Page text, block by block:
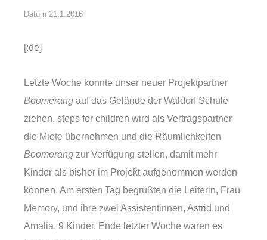
Datum 21.1.2016
[:de]
Letzte Woche konnte unser neuer Projektpartner
Boomerang auf das Gelände der Waldorf Schule
ziehen. steps for children wird als Vertragspartner
die Miete übernehmen und die Räumlichkeiten
Boomerang zur Verfügung stellen, damit mehr
Kinder als bisher im Projekt aufgenommen werden
können. Am ersten Tag begrüßten die Leiterin, Frau
Memory, und ihre zwei Assistentinnen, Astrid und
Amalia, 9 Kinder. Ende letzter Woche waren es